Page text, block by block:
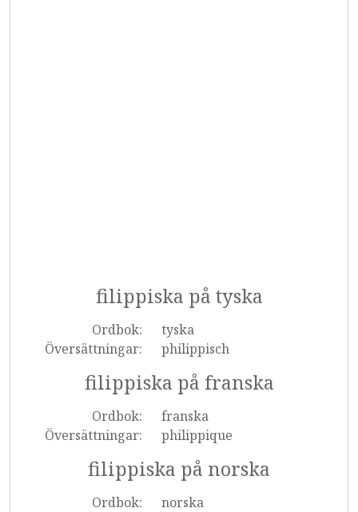
filippiska på tyska
Ordbok:
tyska
Översättningar:
philippisch
filippiska på franska
Ordbok:
franska
Översättningar:
philippique
filippiska på norska
Ordbok:
norska